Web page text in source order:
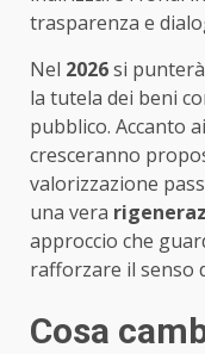
trasparenza e
Nel 2026si
la tutela dei beni
pubblico. Accanto
cresceranno
valorizzazione
una vera
approccio che
rafforzare il senso
Cosa